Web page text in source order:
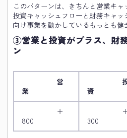
このパターンは、きちんと営業キャ
投資キャッシュフローと財務キャ
向け事業を動かしているもっとも健
③営業と投資がプラス、財
ン
営
業
資
＋
800